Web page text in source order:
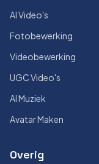
AI Video's
Fotobewerking
Videobewerking
UGC Video's
AI Muziek
Avatar Maken
Overig